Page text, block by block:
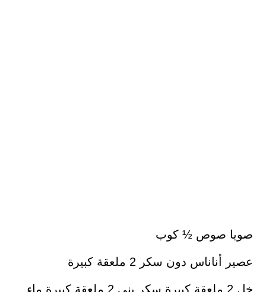
صويا صوص ½ كوب
عصير أناناس دون سكر 2 ملعقة كبيرة
خل 2 ملعقة كبيرة سكر بني 2 ملعقة كبيرة ماء